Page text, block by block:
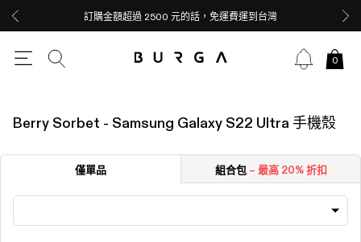
訂購金額超過 2500 元的話，免運費運到台灣
0
Berry Sorbet - Samsung Galaxy S22 Ultra 手機殼
僅單品 組合包 – 最高 20% 折扣